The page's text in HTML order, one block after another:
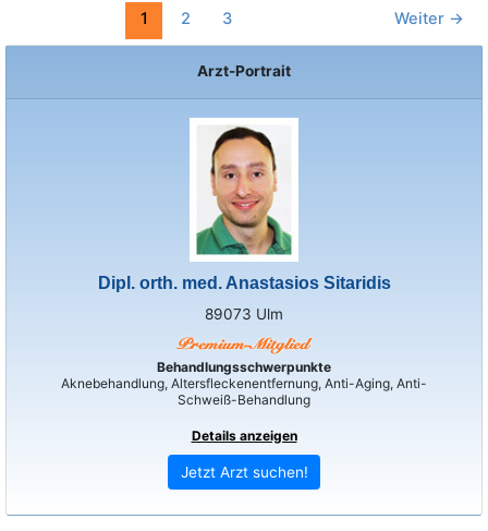
Arzt-Portrait
Dipl. orth. med. Anastasios Sitaridis
89073 Ulm
Behandlungsschwerpunkte
Aknebehandlung, Altersfleckenentfernung, Anti-Aging, Anti-
Schweiß-Behandlung
Details anzeigen
Jetzt Arzt suchen!
1 2 3 Weiter →